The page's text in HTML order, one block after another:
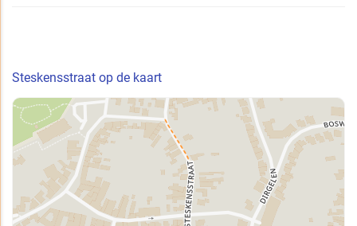
Steskensstraat op de kaart